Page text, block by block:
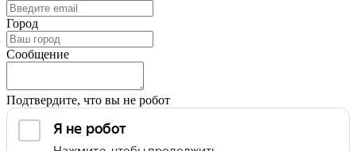
Город
Сообщение
Подтвердите, что вы не робот